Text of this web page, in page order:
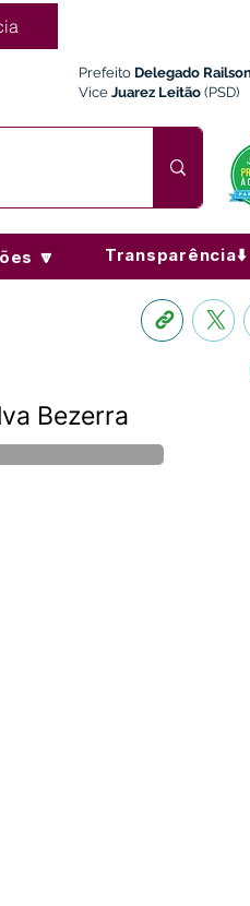
Prefeito Delegado
Vice Juarez Leitão (PSD)
🔽 Transparência⬇️
Bezerra